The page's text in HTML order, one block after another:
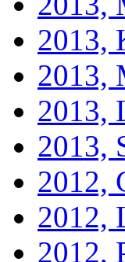
2013,
2013,
2013,
2013,
2012,
2012,
2012,